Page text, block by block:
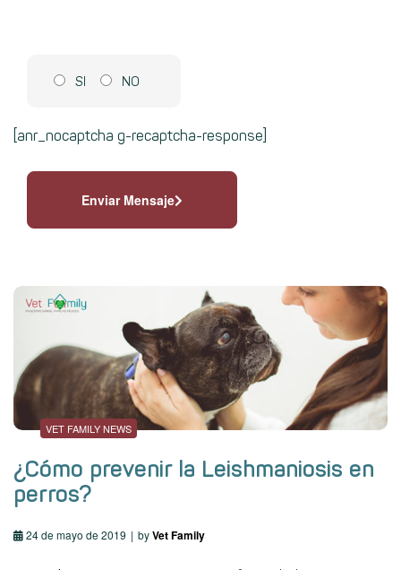
SI NO
[anr_nocaptcha g-recaptcha-response]
Enviar Mensaje
VET FAMILY NEWS
¿Cómo prevenir la Leishmaniosis en
perros?
24 de mayo de 2019 byVet Family